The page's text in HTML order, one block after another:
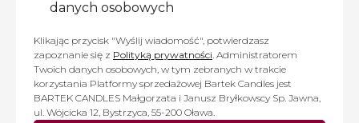
danych osobowych
Klikając przycisk "Wyślij wiadomość", potwierdzasz
zapoznanie się z Polityką prywatności. Administratorem
Twoich danych osobowych, w tym zebranych w trakcie
korzystania Platformy sprzedażowej Bartek Candles jest
BARTEK CANDLES Małgorzata i Janusz Bryłkowscy Sp. Jawna,
ul. Wójcicka 12, Bystrzyca, 55-200 Oława.